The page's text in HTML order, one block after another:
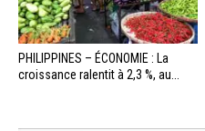
PHILIPPINES – ÉCONOMIE : La
croissance ralentit à 2,3 %, au...